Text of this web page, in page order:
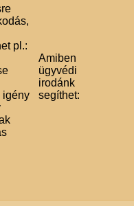
pl.:
igény
Amiben
ügyvédi
irodánk
segíthet: